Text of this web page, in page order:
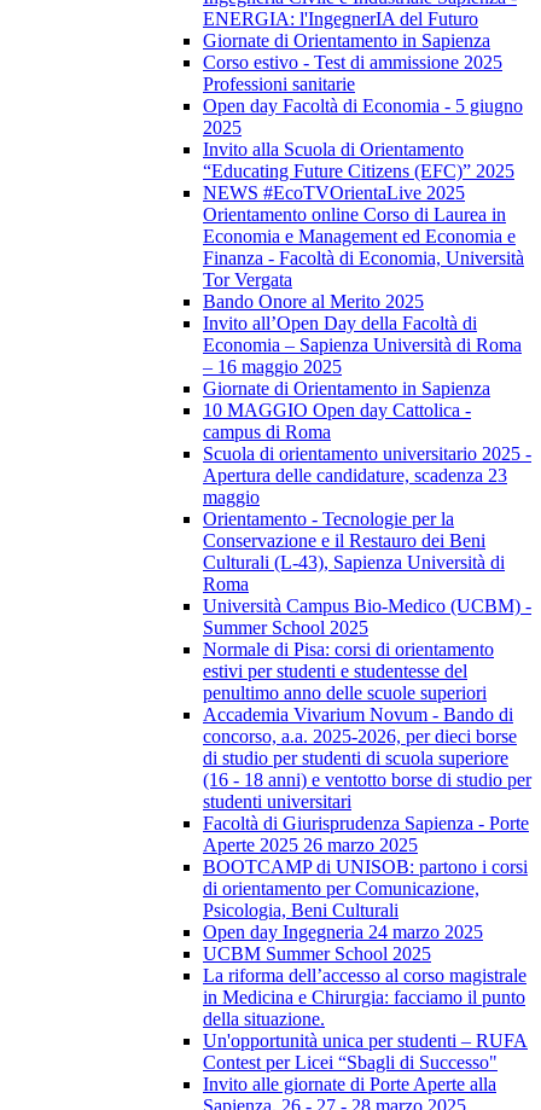
ENERGIA: l'IngegnerIA del Futuro
Giornate di Orientamento in Sapienza
Corso estivo - Test di ammissione 2025
Professioni sanitarie
Open day Facoltà di Economia - 5 giugno
2025
Invito alla Scuola di Orientamento
“Educating Future Citizens (EFC)” 2025
NEWS #EcoTVOrientaLive 2025
Orientamento online Corso di Laurea in
Economia e Management ed Economia e
Finanza - Facoltà di Economia, Università
Tor Vergata
Bando Onore al Merito 2025
Invito all’Open Day della Facoltà di
Economia – Sapienza Università di Roma
– 16 maggio 2025
Giornate di Orientamento in Sapienza
10 MAGGIO Open day Cattolica -
campus di Roma
Scuola di orientamento universitario 2025 -
Apertura delle candidature, scadenza 23
maggio
Orientamento - Tecnologie per la
Conservazione e il Restauro dei Beni
Culturali (L-43), Sapienza Università di
Roma
Università Campus Bio-Medico (UCBM) -
Summer School 2025
Normale di Pisa: corsi di orientamento
estivi per studenti e studentesse del
penultimo anno delle scuole superiori
Accademia Vivarium Novum - Bando di
concorso, a.a. 2025-2026, per dieci borse
di studio per studenti di scuola superiore
(16 - 18 anni) e ventotto borse di studio per
studenti universitari
Facoltà di Giurisprudenza Sapienza - Porte
Aperte 2025 26 marzo 2025
BOOTCAMP di UNISOB: partono i corsi
di orientamento per Comunicazione,
Psicologia, Beni Culturali
Open day Ingegneria 24 marzo 2025
UCBM Summer School 2025
La riforma dell’accesso al corso magistrale
in Medicina e Chirurgia: facciamo il punto
della situazione.
Un'opportunità unica per studenti – RUFA
Contest per Licei “Sbagli di Successo"
Invito alle giornate di Porte Aperte alla